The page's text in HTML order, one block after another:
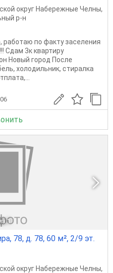
округ Набережные Челны,
р-н
по факту заселения
Сдам 3к квартиру
Новый город После
холодильник, стиралка
1
78, д. 78, 60 м², 2/9 эт.
округ Набережные Челны,